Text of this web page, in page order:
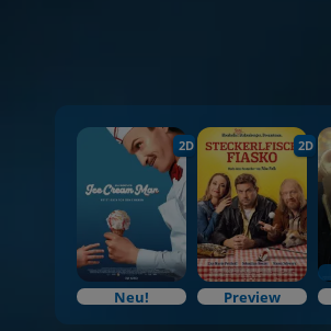
2D
Neu!
2D
Preview